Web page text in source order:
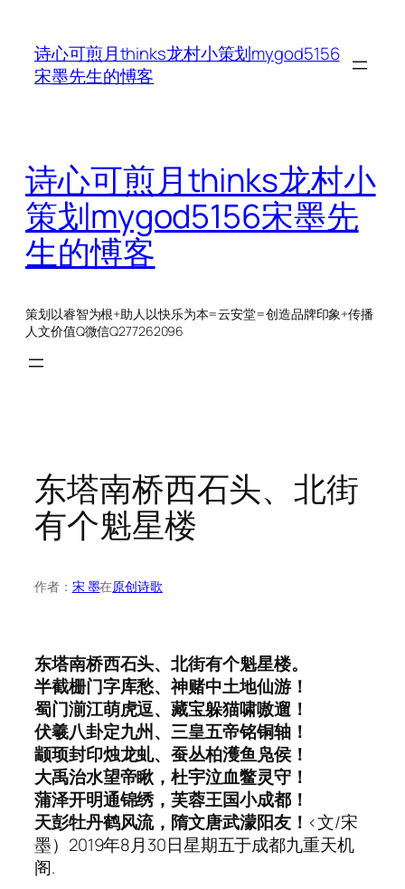
诗心可煎月thinks龙村小策划mygod5156
宋墨先生的愽客
诗心可煎月thinks龙村小
策划mygod5156宋墨先
生的愽客
策划以睿智为根+助人以快乐为本=云安堂=创造品牌印象+传播
人文价值Q微信Q277262096
东塔南桥西石头、北街
有个魁星楼
作者： 宋 墨在原创诗歌
东塔南桥西石头、北街有个魁星楼。
半截栅门字库愁、神赌中土地仙游！
蜀门湔江萌虎逗、藏宝躲猫啸嗷遛！
伏羲八卦定九州、三皇五帝铭铜轴！
颛顼封印烛龙虬、蚕丛柏濩鱼凫侯！
大禹治水望帝瞅，杜宇泣血鳖灵守！
蒲泽开明通锦绣，芙蓉王国小成都！
天彭牡丹鹤风流，隋文唐武濛阳友！ <文/宋
墨）2019年8月30日星期五于成都九重天机
阁.